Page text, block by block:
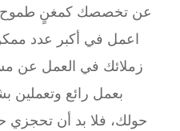
عن تخصصك كمغنٍ طموح،
اعمل في أكبر عدد
زملائك في العمل عن
بعمل رائع
حولك، فلا بد أن تحجزي